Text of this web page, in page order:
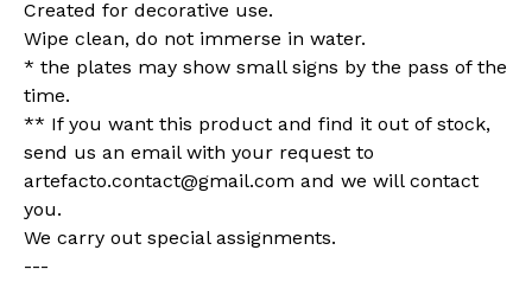
Created for decorative use.
Wipe clean, do not immerse in water.
* the plates may show small signs by the pass of the
time.
** If you want this product and find it out of stock,
send us an email with your request to
artefacto.contact@gmail.com and we will contact
you.
We carry out special assignments.
---